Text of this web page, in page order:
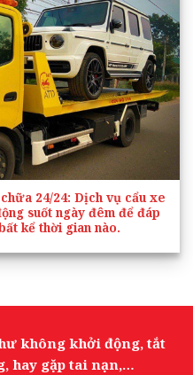
24/24: Dịch vụ cẩu xe
suốt ngày đêm để đáp
kể thời gian nào.
không khởi động, tắt
hay gặp tai nạn,…